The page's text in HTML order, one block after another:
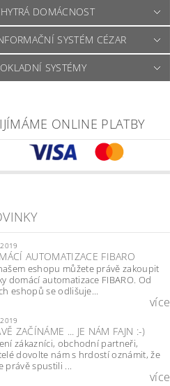
DOMÁCNOST
SYSTÉM CÉZAR
SYSTÉMY
ONLINE PLATBY
AUTOMATIZACE FIBARO
eshopu můžete právě zakoupit
domácí automatizace FIBARO. Od
eshopů se odlišuje...
více
ZAČÍNÁME ... JE NÁM FAJN :-)
zákazníci, obchodní partneři,
dovolte nám s hrdostí oznámit, že
právě spustili ...
více